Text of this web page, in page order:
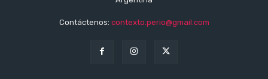
Contáctenos: contexto.perio@gmail.com